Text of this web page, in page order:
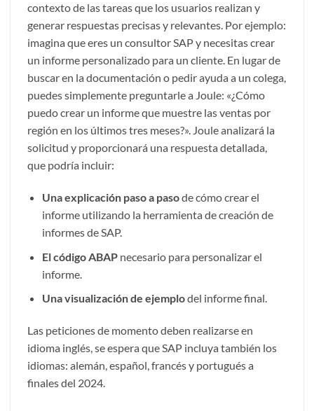
contexto de las tareas que los usuarios realizan y
generar respuestas precisas y relevantes. Por ejemplo:
imagina que eres un consultor SAP y necesitas crear
un informe personalizado para un cliente. En lugar de
buscar en la documentación o pedir ayuda a un colega,
puedes simplemente preguntarle a Joule: «¿Cómo
puedo crear un informe que muestre las ventas por
región en los últimos tres meses?». Joule analizará la
solicitud y proporcionará una respuesta detallada,
que podría incluir:
Una explicación paso a pasode cómo crear el
informe utilizando la herramienta de creación de
informes de SAP.
El código ABAPnecesario para personalizar el
informe.
Una visualización de ejemplodel informe final.
Las peticiones de momento deben realizarse en
idioma inglés, se espera que SAP incluya también los
idiomas: alemán, español, francés y portugués a
finales del 2024.